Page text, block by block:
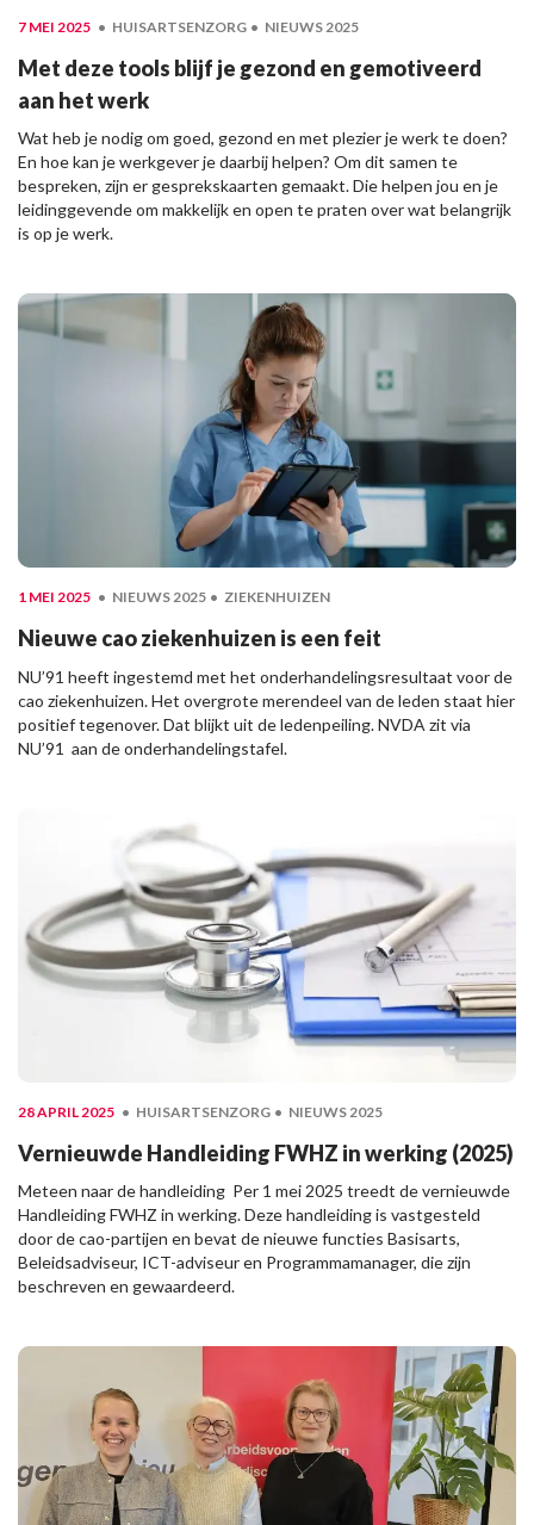
7 MEI 2025 HUISARTSENZORG NIEUWS 2025
Met deze tools blijf je gezond en gemotiveerd
aan het werk
Wat heb je nodig om goed, gezond en met plezier je werk te doen?
En hoe kan je werkgever je daarbij helpen? Om dit samen te
bespreken, zijn er gesprekskaarten gemaakt. Die helpen jou en je
leidinggevende om makkelijk en open te praten over wat belangrijk
is op je werk.
1 MEI 2025 NIEUWS 2025 ZIEKENHUIZEN
Nieuwe cao ziekenhuizen is een feit
NU’91 heeft ingestemd met het onderhandelingsresultaat voor de
cao ziekenhuizen. Het overgrote merendeel van de leden staat hier
positief tegenover. Dat blijkt uit de ledenpeiling. NVDA zit via
NU’91 aan de onderhandelingstafel.
28 APRIL 2025 HUISARTSENZORG NIEUWS 2025
Vernieuwde Handleiding FWHZ in werking (2025)
Meteen naar de handleiding Per 1 mei 2025 treedt de vernieuwde
Handleiding FWHZ in werking. Deze handleiding is vastgesteld
door de cao-partijen en bevat de nieuwe functies Basisarts,
Beleidsadviseur, ICT-adviseur en Programmamanager, die zijn
beschreven en gewaardeerd.